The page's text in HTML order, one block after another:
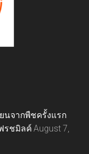
นจากพืชครั้งแรก
รชมิลค์ August 7,